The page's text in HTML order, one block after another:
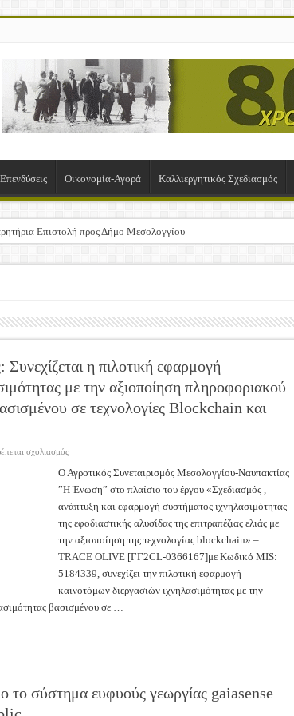
Οικονομία-Αγορά Καλλιεργητικός Σχεδιασμός
Επιστολή προς Δήμο Μεσολογγίου
Αγροτικού Συνεταιρισμού Μεσολογγίου-Ναυπακτίας ”Η Ένωση”
ξεκίνησε…με Μεγάλες Προσφορές!!
η πιλοτική εφαρμογή
με την αξιοποίηση πληροφοριακού
σε τεχνολογίες Blockchain και
σχολιασμόςστο
Μεσολογγίου-
Ναυπακτίας:
Συνεχίζεται
πιλοτική
εφαρμογή
καινοτόμων
διεργασιών
ιχνηλασιμότητας
με
αξιοποίηση
πληροφοριακού
συστήματος
ιχνηλασιμότητας
βασισμένου
Ο Αγροτικός Συνεταιρισμός Μεσολογγίου-Ναυπακτίας
”Η Ένωση” στο πλαίσιο του έργου «Σχεδιασμός ,
ανάπτυξη και εφαρμογή συστήματος ιχνηλασιμότητας
της εφοδιαστικής αλυσίδας της επιτραπέζιας ελιάς με
την αξιοποίηση της τεχνολογίας blockchain» –
TRACE OLIVE [ΓΓ2CL-0366167]με Κωδικό MIS:
5184339, συνεχίζει την πιλοτική εφαρμογή
καινοτόμων διεργασιών ιχνηλασιμότητας με την
βασισμένου σε …
το σύστημα ευφυούς γεωργίας gaiasense